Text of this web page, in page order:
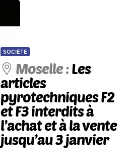
SOCIÉTÉ
Moselle :Les
articles
pyrotechniques F2
et F3 interdits à
l’achat et à la vente
jusqu’au 3 janvier